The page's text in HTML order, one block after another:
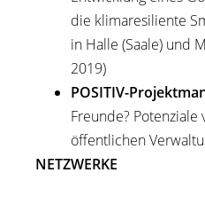
die klimaresiliente
in Halle (Saale) und
2019)
POSITIV-
Freunde?
öffentlichen
NETZWERKE